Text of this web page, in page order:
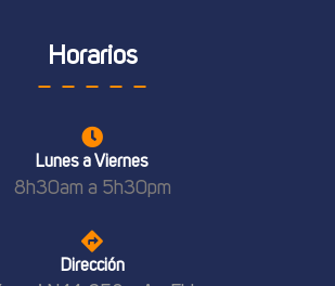
Horarios
Lunes a Viernes
8h30am a 5h30pm
Dirección